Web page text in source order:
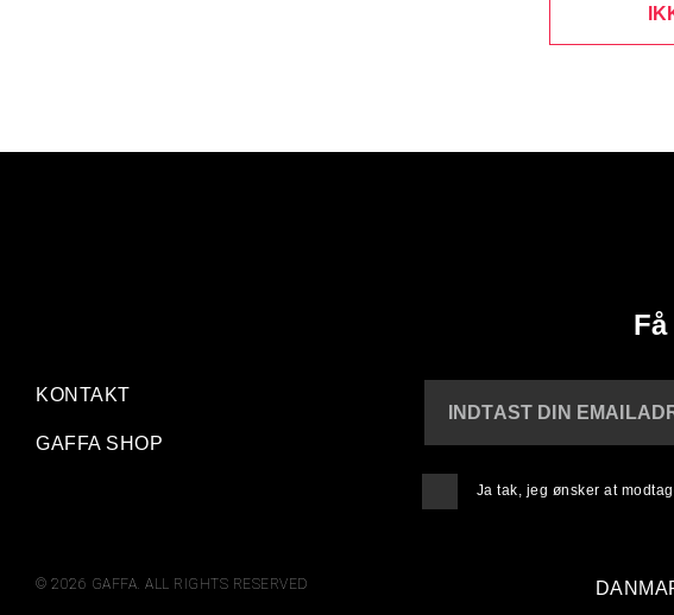
KONTAKT
GAFFA SHOP
INDTAST DIN
Ja tak, jeg ønsker at
© 2026 GAFFA. ALL RIGHTS RESERVED